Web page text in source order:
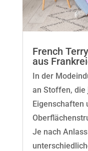
French
aus
In der
an Stoffen,
Eigenschaften
Je nach